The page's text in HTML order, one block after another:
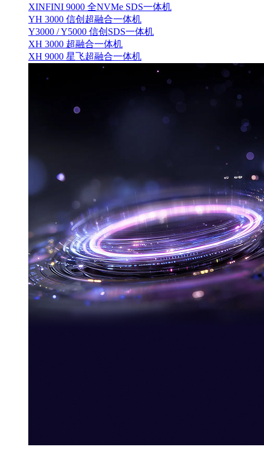
XINFINI 9000 全NVMe SDS一体机
YH 3000 信创超融合一体机
Y3000 / Y5000 信创SDS一体机
XH 3000 超融合一体机
XH 9000 星飞超融合一体机